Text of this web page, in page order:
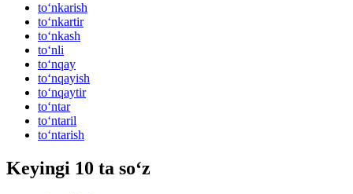
to‘nkarish
to‘nkartir
to‘nkash
to‘nli
to‘nqay
to‘nqayish
to‘nqaytir
to‘ntar
to‘ntaril
to‘ntarish
Keyingi 10 ta so‘z